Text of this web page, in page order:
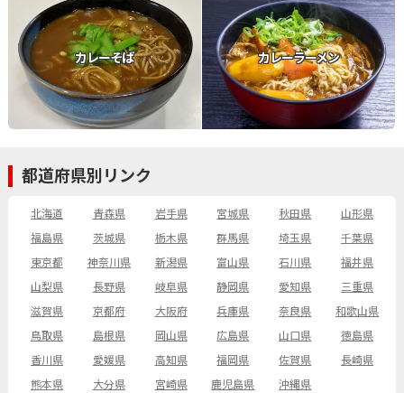
カレーそば カレーラーメン
都道府県別リンク
北海道 青森県 岩手県 宮城県 秋田県
山形県
福島県
茨城県 栃木県 群馬県 埼玉県
千葉県
東京都
神奈川県 新潟県 富山県 石川県
福井県
山梨県
長野県 岐阜県 静岡県 愛知県
三重県
滋賀県
京都府 大阪府 兵庫県 奈良県
和歌山県
鳥取県
島根県 岡山県 広島県 山口県
徳島県
香川県
愛媛県 高知県 福岡県 佐賀県
長崎県
熊本県
大分県 宮崎県 鹿児島県 沖縄県